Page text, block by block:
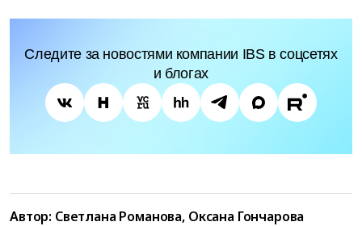
Следите за новостями компании IBS в соцсетях
и блогах
Автор: Светлана Романова, Оксана Гончарова